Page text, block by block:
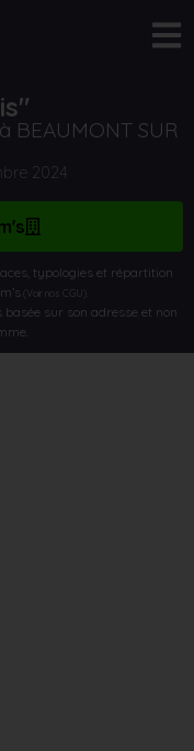
SUR
2024
typologies et répartition
(Voir nos CGU)
basée sur son adresse et non